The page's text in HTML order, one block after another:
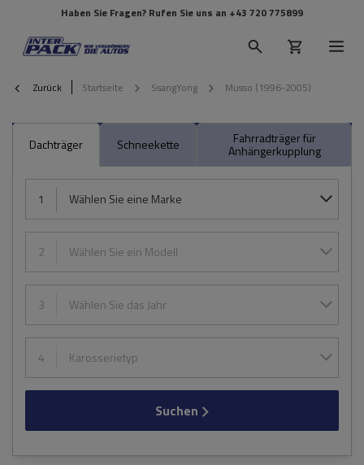
Haben Sie Fragen? Rufen Sie uns an +43 720 775899
Zurück Startseite SsangYong Musso (1996-2005)
Dachträger Schneekette Fahrradträger für
Anhängerkupplung
1 Wählen Sie eine Marke
2 Wählen Sie ein Modell
3 Wählen Sie das Jahr
4 Karosserietyp
Suchen